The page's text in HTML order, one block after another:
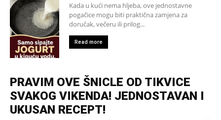
Kada u kući nema hljeba, ove jednostavne
pogačice mogu biti praktična zamjena za
doručak, večeru ili prilog...
Read more
PRAVIM OVE ŠNICLE OD TIKVICE
SVAKOG VIKENDA! JEDNOSTAVAN I
UKUSAN RECEPT!